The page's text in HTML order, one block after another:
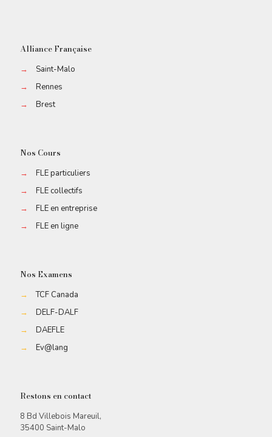
Alliance Française
→
Saint-Malo
→
Rennes
→
Brest
Nos Cours
→
FLE particuliers
→
FLE collectifs
→
FLE en entreprise
→
FLE en ligne
Nos Examens
→
TCF Canada
→
DELF-DALF
→
DAEFLE
→
Ev@lang
Restons en contact
8 Bd Villebois Mareuil,
35400 Saint-Malo